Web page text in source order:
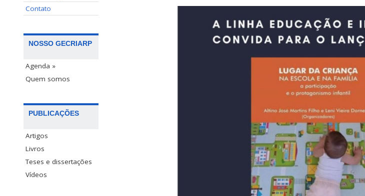
Contato
NOSSO GECRIARP
Agenda »
Quem somos
PUBLICAÇÕES
Artigos
Livros
Teses e dissertações
Vídeos